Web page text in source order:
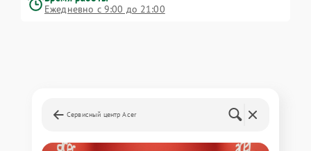
Ежедневно с 9:00 до 21:00
Сервисный центр Acer